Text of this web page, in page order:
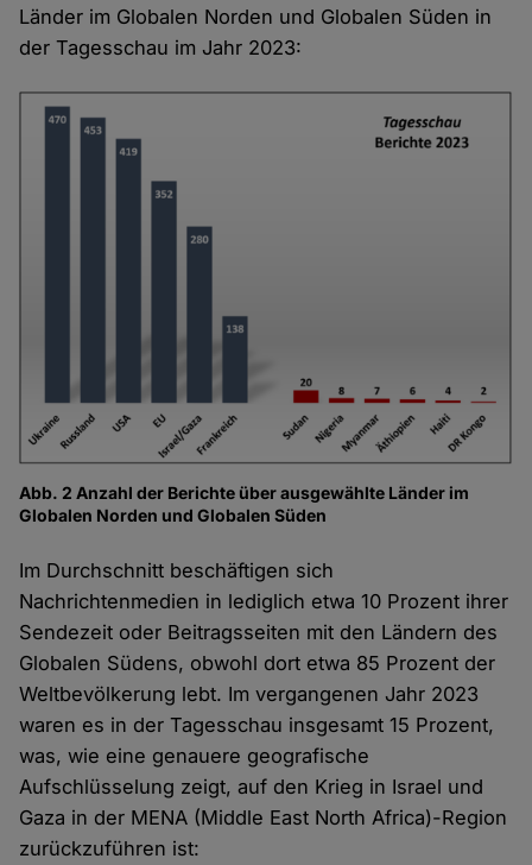
Länder im Globalen Norden und Globalen Süden in
der Tagesschau im Jahr 2023:
Abb. 2 Anzahl der Berichte über ausgewählte Länder im
Globalen Norden und Globalen Süden
Im Durchschnitt beschäftigen sich
Nachrichtenmedien in lediglich etwa 10 Prozent ihrer
Sendezeit oder Beitragsseiten mit den Ländern des
Globalen Südens, obwohl dort etwa 85 Prozent der
Weltbevölkerung lebt. Im vergangenen Jahr 2023
waren es in der Tagesschau insgesamt 15 Prozent,
was, wie eine genauere geografische
Aufschlüsselung zeigt, auf den Krieg in Israel und
Gaza in der MENA (Middle East North Africa)-Region
zurückzuführen ist: